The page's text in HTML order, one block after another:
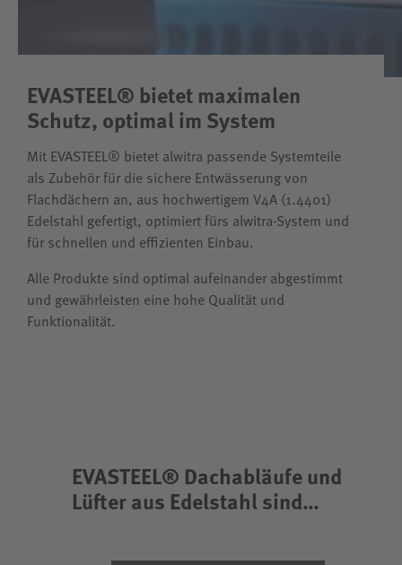
EVASTEEL® bietet maximalen
Schutz, optimal im System
Mit EVASTEEL® bietet alwitra passende Systemteile
als Zubehör für die sichere Entwässerung von
Flachdächern an, aus hochwertigem V4A (1.4401)
Edelstahl gefertigt, optimiert fürs alwitra-System und
für schnellen und effizienten Einbau.
Alle Produkte sind optimal aufeinander abgestimmt
und gewährleisten eine hohe Qualität und
Funktionalität.
EVASTEEL® Dachabläufe und
Lüfter aus Edelstahl sind…